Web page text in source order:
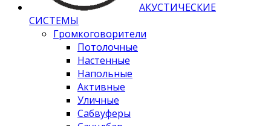
АКУСТИЧЕСКИЕ
СИСТЕМЫ
Громкоговорители
Потолочные
Настенные
Напольные
Активные
Уличные
Сабвуферы